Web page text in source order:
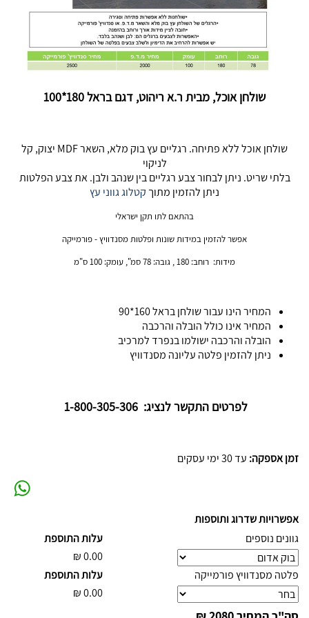
שולחן אוכל, מבית ר.א ריהוט, דגם בראל 180*100
שולחן אוכל ללא פתיחה. רגליים עץ בוק מלא, השאר MDF יצוק, קל
לניקוי
בלתי שריט. ניתן לבחור צבע רגליים בין שנהב ולבן. את צבע הפלטות
ניתן להזמין מתוךקטלוג גווני עץ
בהתאם לתו תקן ישראלי
אפשר להזמין במידות שונות ופלטות מסנדוויץ - פורמייקה
מידות: רוחב: 180 , גובה: 78 סמ", עומק: 100 ס"מ
המחיר הינו עבור שולחן בראל 160*90
המחיר אינו כולל הובלה והרכבה
הובלה והרכבה ישולמו בנפרד למרכיב
ניתן להזמין פלטה עליונה מסנדוויץ
לפרטים התקשר לנציג: 1-800-305-306
זמן אספקה: עד 30 ימי עסקים
אפשרויות שדרוג ותוספות
גוונים נוספים
עלות התוספת
0.00
₪
פלטה מסנדוויץ פורמייקה
עלות התוספת
0.00
₪